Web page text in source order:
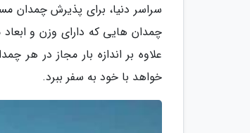
سراسر دنیا، برای پذیرش چمدان
چمدان هایی که دارای وزن و ابعاد
علاوه بر اندازه بار مجاز در
خواهد با خود به سفر ببرد.